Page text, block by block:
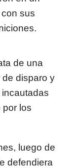
sus
de una
disparo y
por los
luego de
defendiera